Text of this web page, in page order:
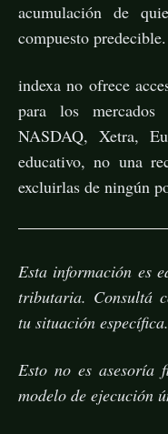
acumulación de
compuesto predecible.
indexa no ofrece
para los mercados
NASDAQ, Xetra,
educativo, no una
excluirlas de ningún
Esta información es
tributaria. Consultá
tu situación específica.
Esto no es asesoría
modelo de ejecución